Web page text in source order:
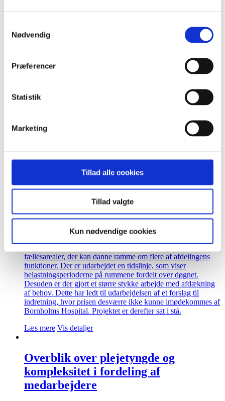
Nødvendig
Præferencer
Statistik
Marketing
Tillad alle cookies
Tillad valgte
Kun nødvendige cookies
Læs mere
demens, svimmelhed, ting på gulvet som dørtrin og mange
andre årsager. Ved forflytning af borger ifm. med fald, er der
Multifunktionelle fællesarealer på
Bornholms Hospital
fællesarealer, der kan danne ramme om flere af afdelingens
funktioner. Der er udarbejdet en tidslinje, som viser
belastningsperioderne på rummene fordelt over døgnet.
Desuden er der gjort et større stykke arbejde med afdækning
af behov. Dette har ledt til udarbejdelsen af et forslag til
indretning, hvor prisen desværre ikke kunne imødekommes af
Bornholms Hospital. Projektet er derefter sat i stå.
Læs mere Vis detaljer
Overblik over plejetyngde og
kompleksitet i fordeling af
medarbejdere